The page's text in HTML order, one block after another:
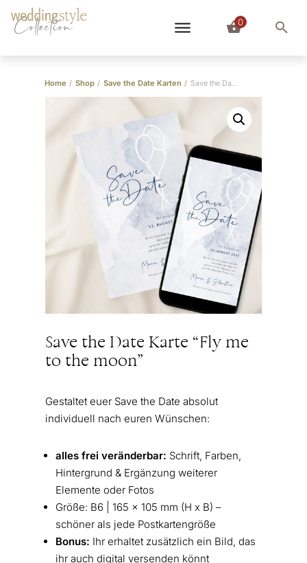
Collection 0
Home / Shop / Save the Date Karten / Save the Date Karte “Fly me to the moon”
Save the Date Karte “Fly me
to the moon”
Gestaltet euer Save the Date absolut
individuell nach euren Wünschen:
alles frei veränderbar: Schrift, Farben,
Hintergrund & Ergänzung weiterer
Elemente oder Fotos
Größe: B6 | 165 x 105 mm (H x B) –
schöner als jede Postkartengröße
Bonus: Ihr erhaltet zusätzlich ein Bild, das
ihr auch digital versenden könnt